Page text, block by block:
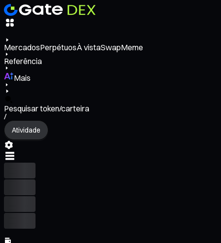
MercadosPerpétuosÀ vistaSwapMeme
Referência
Mais
Pesquisar token/carteira
/
Atividade